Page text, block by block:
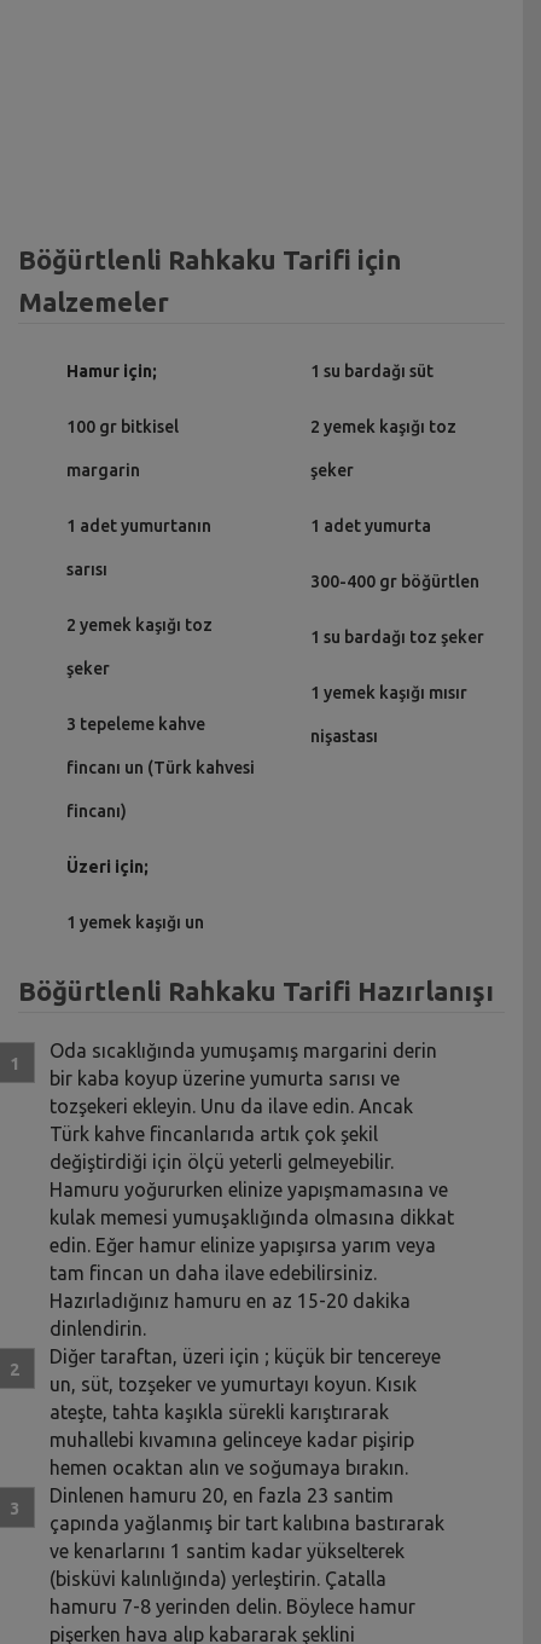
Böğürtlenli Rahkaku Tarifi için
Malzemeler
Hamur için;
100 gr bitkisel
margarin
1 adet yumurtanın
sarısı
2 yemek kaşığı toz
şeker
3 tepeleme kahve
fincanı un (Türk kahvesi
fincanı)
Üzeri için;
1 yemek kaşığı un
1 su bardağı süt
2 yemek kaşığı toz
şeker
1 adet yumurta
300-400 gr böğürtlen
1 su bardağı toz şeker
1 yemek kaşığı mısır
nişastası
Böğürtlenli Rahkaku Tarifi Hazırlanışı
Oda sıcaklığında yumuşamış margarini derin
bir kaba koyup üzerine yumurta sarısı ve
tozşekeri ekleyin. Unu da ilave edin. Ancak
Türk kahve fincanlarıda artık çok şekil
değiştirdiği için ölçü yeterli gelmeyebilir.
Hamuru yoğururken elinize yapışmamasına ve
kulak memesi yumuşaklığında olmasına dikkat
edin. Eğer hamur elinize yapışırsa yarım veya
tam fincan un daha ilave edebilirsiniz.
Hazırladığınız hamuru en az 15-20 dakika
dinlendirin.
Diğer taraftan, üzeri için ; küçük bir tencereye
un, süt, tozşeker ve yumurtayı koyun. Kısık
ateşte, tahta kaşıkla sürekli karıştırarak
muhallebi kıvamına gelinceye kadar pişirip
hemen ocaktan alın ve soğumaya bırakın.
Dinlenen hamuru 20, en fazla 23 santim
çapında yağlanmış bir tart kalıbına bastırarak
ve kenarlarını 1 santim kadar yükselterek
(bisküvi kalınlığında) yerleştirin. Çatalla
hamuru 7-8 yerinden delin. Böylece hamur
pişerken hava alıp kabararak şeklini